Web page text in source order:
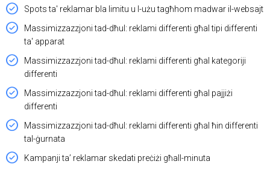
Spots ta' reklamar bla limitu u l-użu tagħhom madwar il-websajt
Massimizzazzjoni tad-dħul: reklami differenti għal tipi differenti
ta' apparat
Massimizzazzjoni tad-dħul: reklami differenti għal kategoriji
differenti
Massimizzazzjoni tad-dħul: reklami differenti għal pajjiżi
differenti
Massimizzazzjoni tad-dħul: reklami differenti għal ħin differenti
tal-ġurnata
Kampanji ta’ reklamar skedati preċiżi għall-minuta